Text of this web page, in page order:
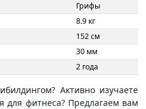
Грифы
8.9 кг
152 см
30 мм
2 года
Активно изучаете
для фитнеса? Предлагаем вам